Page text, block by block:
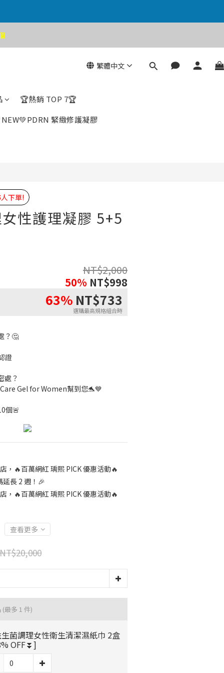
繁體中文
🏆熱銷 TOP 7🏆
緊緻修護凝膠
人下單!
性護理凝膠 5+5
NT$2,000
50% NT$998
63% NT$733
？🤔
證
處？
Gel for Women幫到您🐬💙
個🚨
，🔥百萬網紅 瑀熙 PICK 優惠活動🔥
長 2 週！🎉
，🔥百萬網紅 瑀熙 PICK 優惠活動🔥
查看更多
NT$20,000
(最多 1 件)
菌調理女性衛生清潔濕紙巾 2盒
OFF⏬]